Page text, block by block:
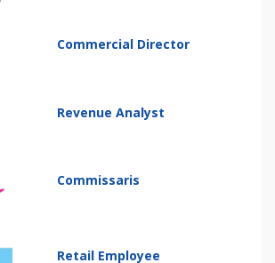
Commercial Director
Revenue Analyst
Commissaris
Retail Employee